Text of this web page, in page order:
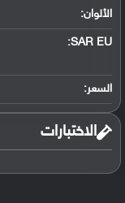
الألوان:
SAR EU:
السعر:
الاختبارات